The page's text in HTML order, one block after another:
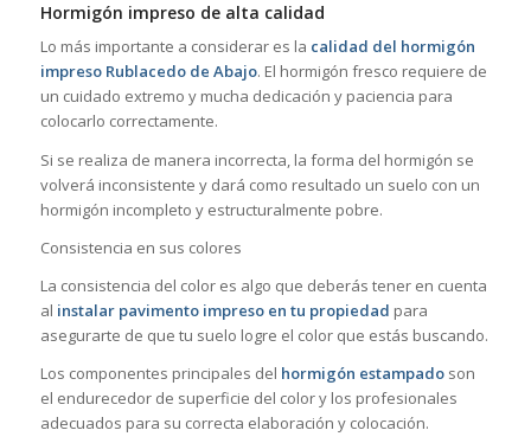
Hormigón impreso de alta calidad
Lo más importante a considerar es la calidad del hormigón
impreso Rublacedo de Abajo. El hormigón fresco requiere de
un cuidado extremo y mucha dedicación y paciencia para
colocarlo correctamente.
Si se realiza de manera incorrecta, la forma del hormigón se
volverá inconsistente y dará como resultado un suelo con un
hormigón incompleto y estructuralmente pobre.
Consistencia en sus colores
La consistencia del color es algo que deberás tener en cuenta
al instalar pavimento impreso en tu propiedad para
asegurarte de que tu suelo logre el color que estás buscando.
Los componentes principales del hormigón estampadoson
el endurecedor de superficie del color y los profesionales
adecuados para su correcta elaboración y colocación.